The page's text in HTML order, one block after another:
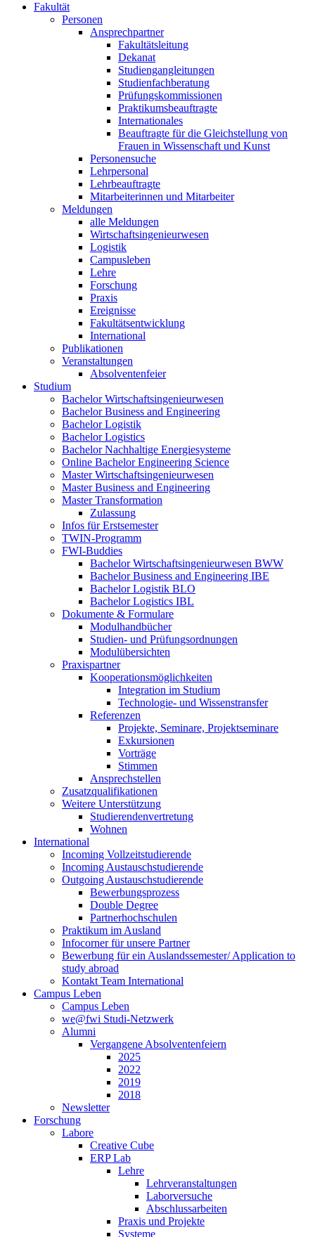
Fakultät
Personen
Ansprechpartner
Fakultätsleitung
Dekanat
Studiengangleitungen
Studienfachberatung
Prüfungskommissionen
Praktikumsbeauftragte
Internationales
Beauftragte für die Gleichstellung von
Frauen in Wissenschaft und Kunst
Personensuche
Lehrpersonal
Lehrbeauftragte
Mitarbeiterinnen und Mitarbeiter
Meldungen
alle Meldungen
Wirtschaftsingenieurwesen
Logistik
Campusleben
Lehre
Forschung
Praxis
Ereignisse
Fakultätsentwicklung
International
Publikationen
Veranstaltungen
Absolventenfeier
Studium
Bachelor Wirtschaftsingenieurwesen
Bachelor Business and Engineering
Bachelor Logistik
Bachelor Logistics
Bachelor Nachhaltige Energiesysteme
Online Bachelor Engineering Science
Master Wirtschaftsingenieurwesen
Master Business and Engineering
Master Transformation
Zulassung
Infos für Erstsemester
TWIN-Programm
FWI-Buddies
Bachelor Wirtschaftsingenieurwesen BWW
Bachelor Business and Engineering IBE
Bachelor Logistik BLO
Bachelor Logistics IBL
Dokumente & Formulare
Modulhandbücher
Studien- und Prüfungsordnungen
Modulübersichten
Praxispartner
Kooperationsmöglichkeiten
Integration im Studium
Technologie- und Wissenstransfer
Referenzen
Projekte, Seminare, Projektseminare
Exkursionen
Vorträge
Stimmen
Ansprechstellen
Zusatzqualifikationen
Weitere Unterstützung
Studierendenvertretung
Wohnen
International
Incoming Vollzeitstudierende
Incoming Austauschstudierende
Outgoing Austauschstudierende
Bewerbungsprozess
Double Degree
Partnerhochschulen
Praktikum im Ausland
Infocorner für unsere Partner
Bewerbung für ein Auslandssemester/ Application to
study abroad
Kontakt Team International
Campus Leben
Campus Leben
we@fwi Studi-Netzwerk
Alumni
Vergangene Absolventenfeiern
2025
2022
2019
2018
Newsletter
Forschung
Labore
Creative Cube
ERP Lab
Lehre
Lehrveranstaltungen
Laborversuche
Abschlussarbeiten
Praxis und Projekte
Systeme